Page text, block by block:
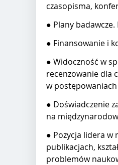
czasopisma,
● Plany
● Finansowanie i
● Widoczność w
recenzowanie dla
w
● Doświadczenie
na
● Pozycja lidera
publikacjach,
problemów